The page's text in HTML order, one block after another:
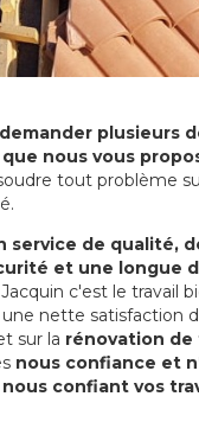
plusieurs
nous vous
tout problème
service de qualité,
et une longue
c'est le travail
nette satisfaction
sur la rénovation
nous confiance et
confiant vos